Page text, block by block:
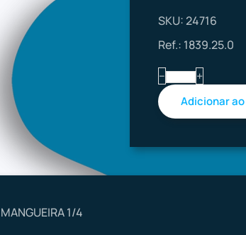
SKU: 24716
Ref.: 1839.25.0
−
+
1/4